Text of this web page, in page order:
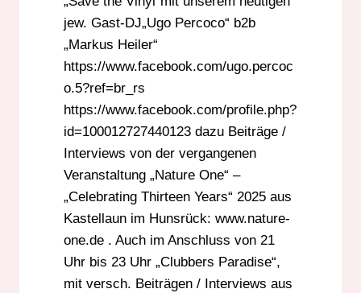
jew. Gast-DJ„Ugo Percoco“ b2b
„Markus Heiler“
https://www.facebook.com/ugo.percoc
o.5?ref=br_rs
https://www.facebook.com/profile.php?
id=100012727440123 dazu Beiträge /
Interviews von der vergangenen
Veranstaltung „Nature One“ –
„Celebrating Thirteen Years“ 2025 aus
Kastellaun im Hunsrück: www.nature-
one.de . Auch im Anschluss von 21
Uhr bis 23 Uhr „Clubbers Paradise“,
mit versch. Beiträgen / Interviews aus